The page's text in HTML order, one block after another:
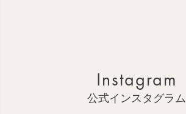
Instagram
公式インスタグラム